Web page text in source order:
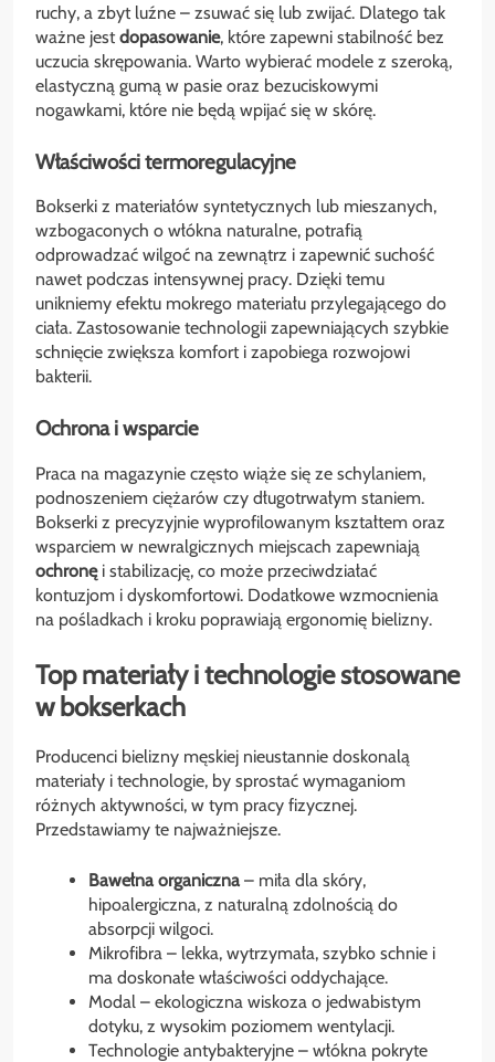
ruchy, a zbyt luźne – zsuwać się lub zwijać. Dlatego tak
ważne jest dopasowanie, które zapewni stabilność bez
uczucia skrępowania. Warto wybierać modele z szeroką,
elastyczną gumą w pasie oraz bezuciskowymi
nogawkami, które nie będą wpijać się w skórę.
Właściwości termoregulacyjne
Bokserki z materiałów syntetycznych lub mieszanych,
wzbogaconych o włókna naturalne, potrafią
odprowadzać wilgoć na zewnątrz i zapewnić suchość
nawet podczas intensywnej pracy. Dzięki temu
unikniemy efektu mokrego materiału przylegającego do
ciała. Zastosowanie technologii zapewniających szybkie
schnięcie zwiększa komfort i zapobiega rozwojowi
bakterii.
Ochrona i wsparcie
Praca na magazynie często wiąże się ze schylaniem,
podnoszeniem ciężarów czy długotrwałym staniem.
Bokserki z precyzyjnie wyprofilowanym kształtem oraz
wsparciem w newralgicznych miejscach zapewniają
ochronęi stabilizację, co może przeciwdziałać
kontuzjom i dyskomfortowi. Dodatkowe wzmocnienia
na pośladkach i kroku poprawiają ergonomię bielizny.
Top materiały i technologie stosowane
w bokserkach
Producenci bielizny męskiej nieustannie doskonalą
materiały i technologie, by sprostać wymaganiom
różnych aktywności, w tym pracy fizycznej.
Przedstawiamy te najważniejsze.
Bawełna organiczna– miła dla skóry,
hipoalergiczna, z naturalną zdolnością do
absorpcji wilgoci.
Mikrofibra – lekka, wytrzymała, szybko schnie i
ma doskonałe właściwości oddychające.
Modal – ekologiczna wiskoza o jedwabistym
dotyku, z wysokim poziomem wentylacji.
Technologie antybakteryjne – włókna pokryte